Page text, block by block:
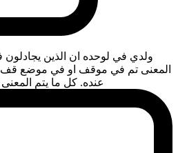
ولدي في لوحده ان الذين يجادلون
المعنى تم في موقف او في موضع قف
عنده. كل ما يتم